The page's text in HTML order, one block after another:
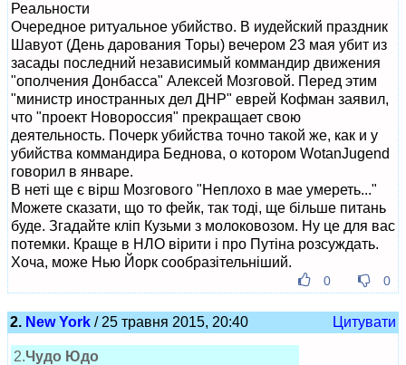
Реальности
Очередное ритуальное убийство. В иудейский праздник
Шавуот (День дарования Торы) вечером 23 мая убит из
засады последний независимый коммандир движения
"ополчения Донбасса" Алексей Мозговой. Перед этим
"министр иностранных дел ДНР" еврей Кофман заявил,
что "проект Новороссия" прекращает свою
деятельность. Почерк убийства точно такой же, как и у
убийства коммандира Беднова, о котором WotanJugend
говорил в январе.
В неті ще є вірш Мозгового "Неплохо в мае умереть..."
Можете сказати, що то фейк, так тоді, ще більше питань
буде. Згадайте кліп Кузьми з молоковозом. Ну це для вас
потемки. Краще в НЛО вірити і про Путіна розсуждать.
Хоча, може Нью Йорк сообразітельніший.
0 0
2. New York / 25 травня 2015, 20:40 Цитувати
2.Чудо Юдо